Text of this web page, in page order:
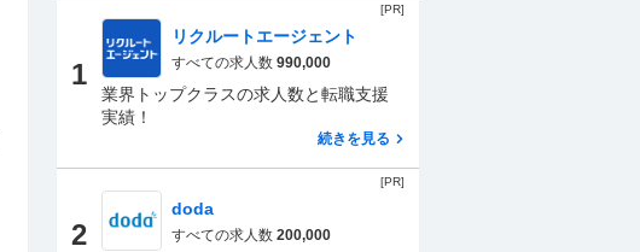
[PR]
1
リクルートエージェント
すべての求人数 990,000
業界トップクラスの求人数と転職支援
実績！
続きを見る
[PR]
2
doda
すべての求人数 200,000